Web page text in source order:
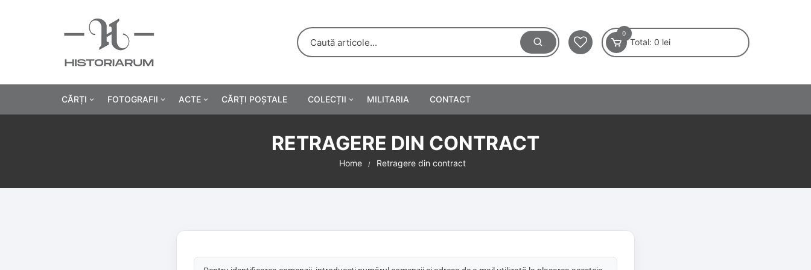
0
Total: 0 lei
CĂRȚI
Industrie
Cărți religie
FOTOGRAFII ACTE
Hârtii cu antet
CĂRȚI POȘTALE COLECȚII
Reclame tipărite
Afișe
MILITARIA CONTACT
RETRAGERE DIN CONTRACT
Home Retragere din contract